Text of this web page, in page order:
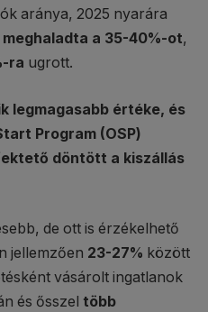
aránya, 2025 nyarára
a 35-40%-ot,
ra ugrott.
legmagasabb értéke, és
Program (OSP)
döntött a kiszállás
de ott is érzékelhető
jellemzően 23-27% között
vásárolt ingatlanok
és ősszel több